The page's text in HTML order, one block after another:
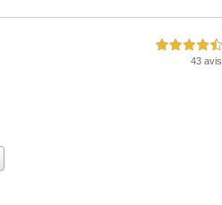
4,5 étoiles sur 5
43 avis